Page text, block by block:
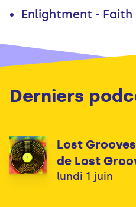
Enlightment - Faith
Derniers
Lost
de Lost
lundi 1 juin